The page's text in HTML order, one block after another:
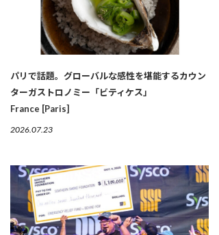
パリで話題。グローバルな感性を堪能するカウン
ターガストロノミー「ビティケス」
France [Paris]
2026.07.23